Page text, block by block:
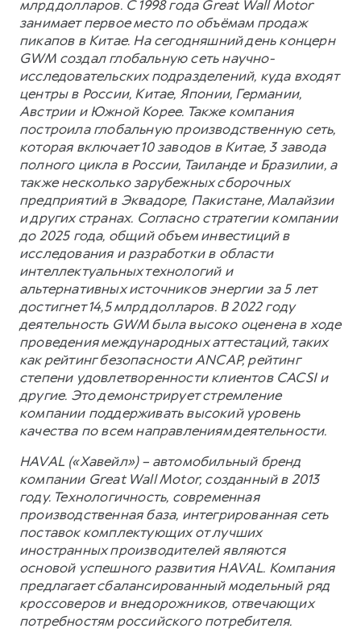
млрд долларов. С 1998 года Great Wall Motor
занимает первое место по объёмам продаж
пикапов в Китае. На сегодняшний день концерн
GWM создал глобальную сеть научно-
исследовательских подразделений, куда входят
центры в России, Китае, Японии, Германии,
Австрии и Южной Корее. Также компания
построила глобальную производственную сеть,
которая включает 10 заводов в Китае, 3 завода
полного цикла в России, Таиланде и Бразилии, а
также несколько зарубежных сборочных
предприятий в Эквадоре, Пакистане, Малайзии
и других странах. Согласно стратегии компании
до 2025 года, общий объем инвестиций в
исследования и разработки в области
интеллектуальных технологий и
альтернативных источников энергии за 5 лет
достигнет 14,5 млрд долларов. В 2022 году
деятельность GWM была высоко оценена в ходе
проведения международных аттестаций, таких
как рейтинг безопасности ANCAP, рейтинг
степени удовлетворенности клиентов CACSI и
другие. Это демонстрирует стремление
компании поддерживать высокий уровень
качества по всем направлениям деятельности.
HAVAL («Хавейл») – автомобильный бренд
компании Great Wall Motor, созданный в 2013
году. Технологичность, современная
производственная база, интегрированная сеть
поставок комплектующих от лучших
иностранных производителей являются
основой успешного развития HAVAL. Компания
предлагает сбалансированный модельный ряд
кроссоверов и внедорожников, отвечающих
потребностям российского потребителя.